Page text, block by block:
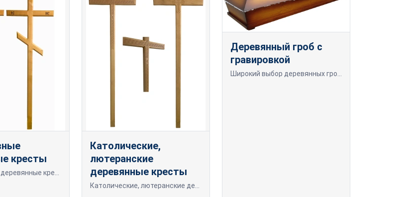
кресты
Католические,
лютеранские
деревянные кресты
Деревянный гроб с
гравировкой